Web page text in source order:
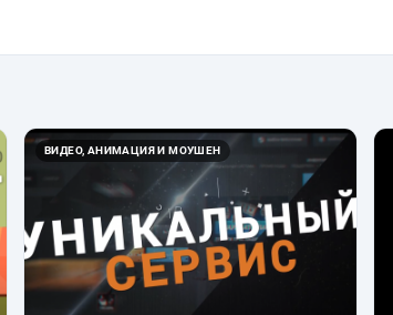
ВИДЕО, АНИМАЦИЯ И МОУШЕН